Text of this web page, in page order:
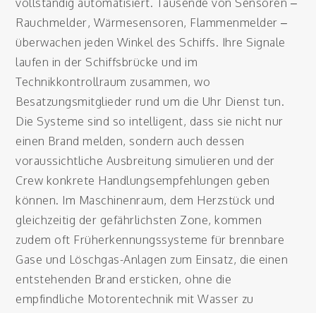
vollständig automatisiert. Tausende von Sensoren –
Rauchmelder, Wärmesensoren, Flammenmelder –
überwachen jeden Winkel des Schiffs. Ihre Signale
laufen in der Schiffsbrücke und im
Technikkontrollraum zusammen, wo
Besatzungsmitglieder rund um die Uhr Dienst tun.
Die Systeme sind so intelligent, dass sie nicht nur
einen Brand melden, sondern auch dessen
voraussichtliche Ausbreitung simulieren und der
Crew konkrete Handlungsempfehlungen geben
können. Im Maschinenraum, dem Herzstück und
gleichzeitig der gefährlichsten Zone, kommen
zudem oft Früherkennungssysteme für brennbare
Gase und Löschgas-Anlagen zum Einsatz, die einen
entstehenden Brand ersticken, ohne die
empfindliche Motorentechnik mit Wasser zu